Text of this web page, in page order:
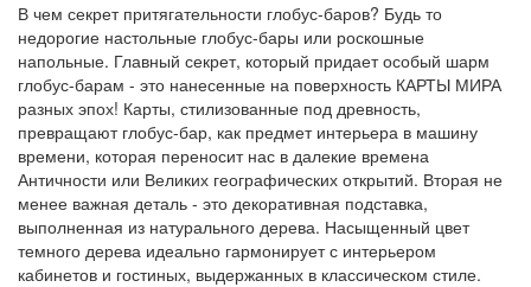
В чем секрет притягательности глобус-баров? Будь то
недорогие настольные глобус-бары или роскошные
напольные. Главный секрет, который придает особый шарм
глобус-барам - это нанесенные на поверхность КАРТЫ МИРА
разных эпох! Карты, стилизованные под древность,
превращают глобус-бар, как предмет интерьера в машину
времени, которая переносит нас в далекие времена
Античности или Великих географических открытий. Вторая не
менее важная деталь - это декоративная подставка,
выполненная из натурального дерева. Насыщенный цвет
темного дерева идеально гармонирует с интерьером
кабинетов и гостиных, выдержанных в классическом стиле.